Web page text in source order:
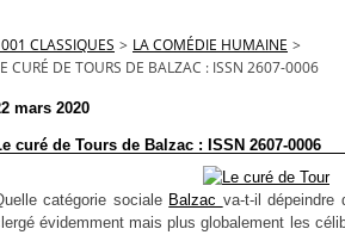
CLASSIQUES > LA COMÉDIE HUMAINE >
CURÉ DE TOURS DE BALZAC : ISSN 2607-0006
mars 2020
curé de Tours de Balzac : ISSN 2607-0006
catégorie sociale Balzac va-t-il
évidemment mais plus globalement les